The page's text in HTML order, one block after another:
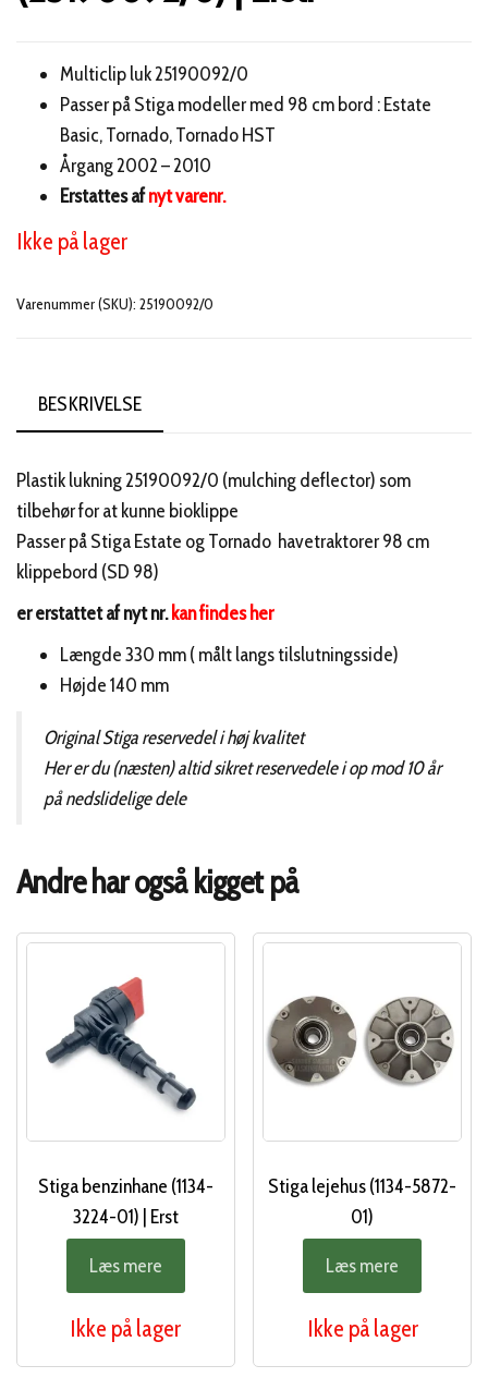
Multiclip luk 25190092/0
Passer på Stiga modeller med 98 cm bord : Estate
Basic, Tornado, Tornado HST
Årgang 2002 – 2010
Erstattes afnyt varenr.
Ikke på lager
Varenummer (SKU): 25190092/0
BESKRIVELSE
Plastik lukning 25190092/0 (mulching deflector) som
tilbehør for at kunne bioklippe
Passer på Stiga Estate og Tornado havetraktorer 98 cm
klippebord (SD 98)
er erstattet af nyt nr. kan findes her
Længde 330 mm ( målt langs tilslutningsside)
Højde 140 mm
Original Stiga reservedel i høj kvalitet
Her er du (næsten) altid sikret reservedele i op mod 10 år
på nedslidelige dele
Andre har også kigget på
Stiga benzinhane (1134-
3224-01) | Erst
Læs mere
Ikke på lager
Stiga lejehus (1134-5872-
01)
Læs mere
Ikke på lager